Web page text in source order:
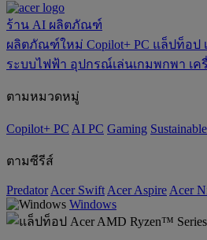
ร้าน AI ผลิตภัณฑ์
ผลิตภัณฑ์ใหม่ Copilot+ PC แล็ปท็อป
ระบบไฟฟ้า อุปกรณ์เล่นเกมพกพา เค
ตามหมวดหมู่
Copilot+ PC AI PC Gaming
ตามซีรีส์
Predator Acer Swift Acer Aspire Acer
Windows